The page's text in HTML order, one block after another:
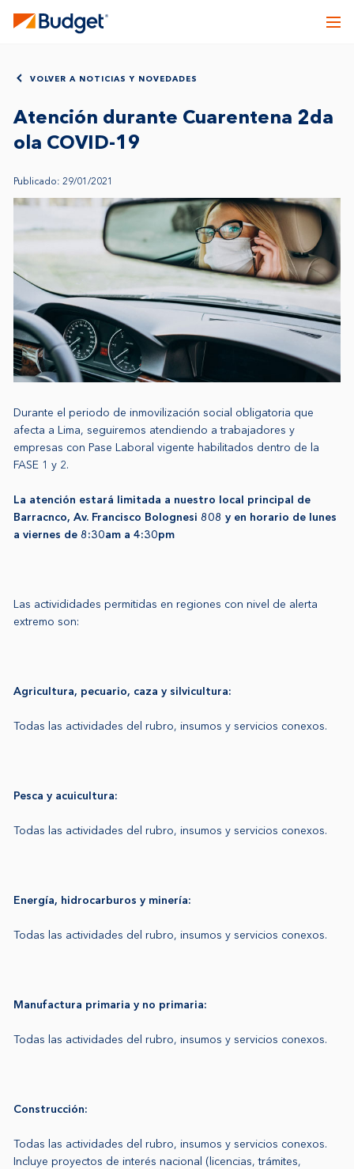
VOLVER A NOTICIAS Y NOVEDADES
Atención durante Cuarentena 2da
ola COVID-19
Publicado: 29/01/2021
Durante el periodo de inmovilización social obligatoria que
afecta a Lima, seguiremos atendiendo a trabajadores y
empresas con Pase Laboral vigente habilitados dentro de la
FASE 1 y 2.
La atención estará limitada a nuestro local principal de
Barracnco, Av. Francisco Bolognesi 808 y en horario de lunes
a viernes de 8:30am a 4:30pm
Las activididades permitidas en regiones con nivel de alerta
extremo son:
Agricultura, pecuario, caza y silvicultura:
Todas las actividades del rubro, insumos y servicios conexos.
Pesca y acuicultura:
Todas las actividades del rubro, insumos y servicios conexos.
Energía, hidrocarburos y minería:
Todas las actividades del rubro, insumos y servicios conexos.
Manufactura primaria y no primaria:
Todas las actividades del rubro, insumos y servicios conexos.
Construcción:
Todas las actividades del rubro, insumos y servicios conexos.
Incluye proyectos de interés nacional (licencias, trámites,